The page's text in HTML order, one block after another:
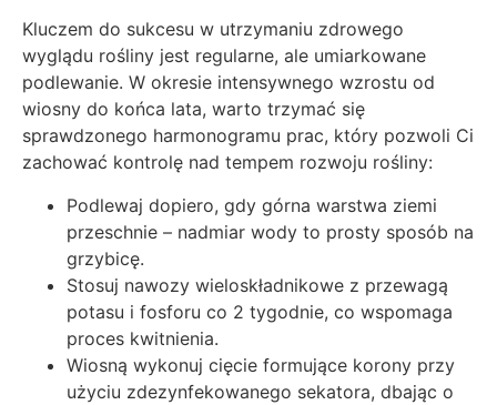
Kluczem do sukcesu w utrzymaniu zdrowego
wyglądu rośliny jest regularne, ale umiarkowane
podlewanie. W okresie intensywnego wzrostu od
wiosny do końca lata, warto trzymać się
sprawdzonego harmonogramu prac, który pozwoli Ci
zachować kontrolę nad tempem rozwoju rośliny:
Podlewaj dopiero, gdy górna warstwa ziemi
przeschnie – nadmiar wody to prosty sposób na
grzybicę.
Stosuj nawozy wieloskładnikowe z przewagą
potasu i fosforu co 2 tygodnie, co wspomaga
proces kwitnienia.
Wiosną wykonuj cięcie formujące korony przy
użyciu zdezynfekowanego sekatora, dbając o